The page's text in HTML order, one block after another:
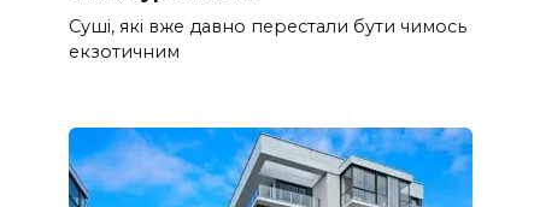
Суші, які вже давно перестали бути чимось
екзотичним